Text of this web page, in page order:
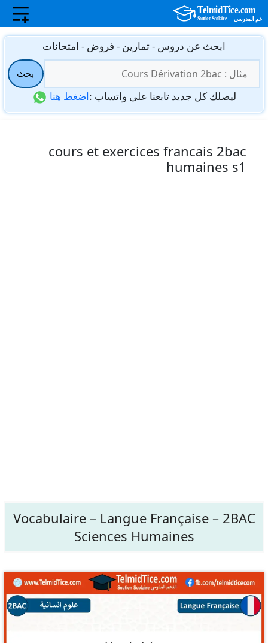
انتقل
المحتوى
ابحث عن دروس - تمارين - فروض - امتحانات
عن:
بحث
ليصلك كل جديد تابعنا على واتساب :اضغط هنا
cours et exercices francais 2bac
humaines s1
Vocabulaire – Langue Française – 2BAC
Sciences Humaines